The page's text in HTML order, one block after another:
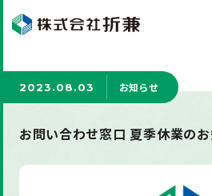
2023.08.03 お知らせ
お問い合わせ窓口 夏季休業の